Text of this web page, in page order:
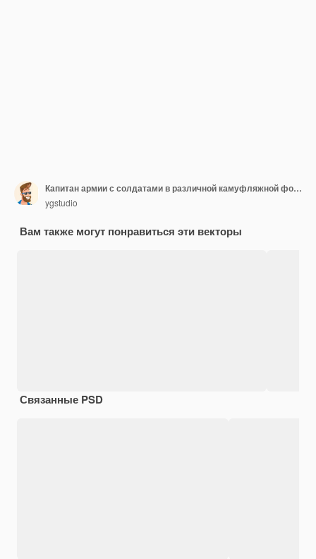
Капитан армии с солдатами в различной камуфляжной форме набор символов
ygstudio
Вам также могут понравиться эти векторы
Связанные PSD